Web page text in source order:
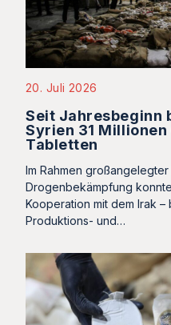
20. Juli 2026
Seit Jahresbeginn
Syrien 31
Tabletten
Im Rahmen
Drogenbekämpfung
Kooperation mit dem Irak
Produktions- und…